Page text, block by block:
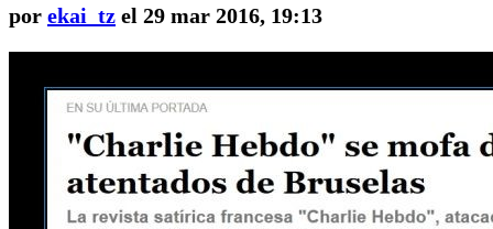
por ekai_tz el 29 mar 2016, 19:13